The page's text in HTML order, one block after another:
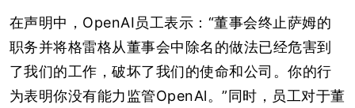
在声明中，OpenAI员工表示：“董事会终止萨姆的
职务并将格雷格从董事会中除名的做法已经危害到
了我们的工作，破坏了我们的使命和公司。你的行
为表明你没有能力监管OpenAl。”同时，员工对于董